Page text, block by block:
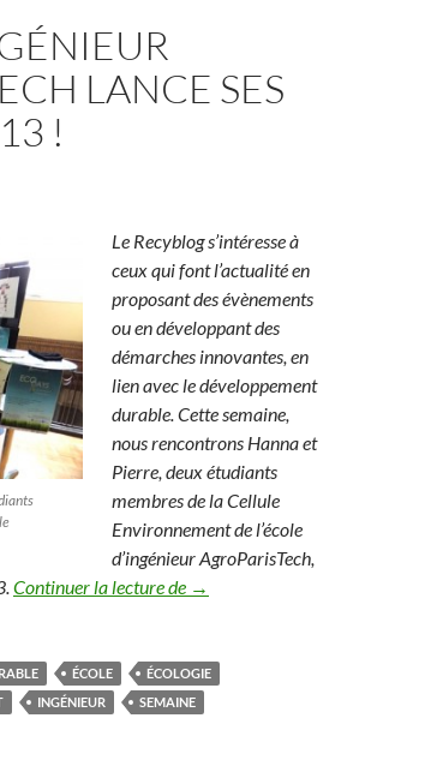
LANCE SES
!
Le Recyblog s’intéresse à
ceux qui font l’actualité en
proposant des évènements
ou en développant des
démarches innovantes, en
lien avec le développement
durable. Cette semaine,
nous rencontrons Hanna et
Pierre, deux étudiants
membres de la Cellule
Environnement de l’école
d’ingénieur AgroParisTech,
Continuer la lecture de L’école d’ingénieur
→
ÉCOLE
ÉCOLOGIE
INGÉNIEUR SEMAINE